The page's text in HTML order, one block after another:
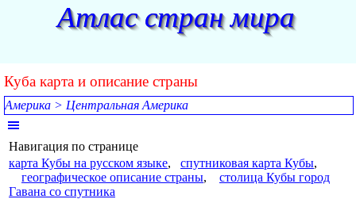
Перейти к контентуАтлас стран мира
Куба карта и описание страны
Америка > Центральная Америка
Пропустить меню
Навигация по странице
карта Кубы на русском языке, спутниковая карта Кубы,
географическое описание страны, столица Кубы город
Гавана со спутника